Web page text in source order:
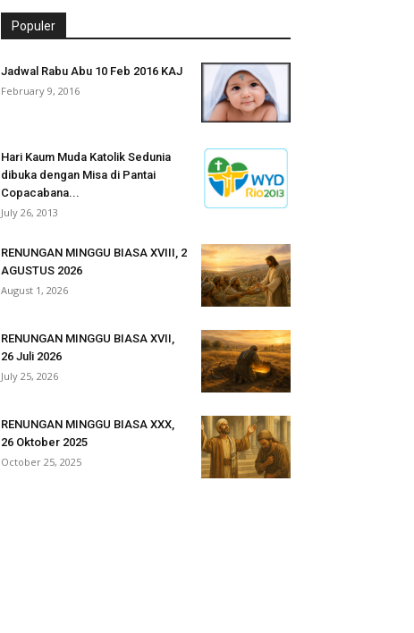
Populer
Jadwal Rabu Abu 10 Feb 2016 KAJ
February 9, 2016
Hari Kaum Muda Katolik Sedunia
dibuka dengan Misa di Pantai
Copacabana...
July 26, 2013
RENUNGAN MINGGU BIASA XVIII, 2
AGUSTUS 2026
August 1, 2026
RENUNGAN MINGGU BIASA XVII,
26 Juli 2026
July 25, 2026
RENUNGAN MINGGU BIASA XXX,
26 Oktober 2025
October 25, 2025